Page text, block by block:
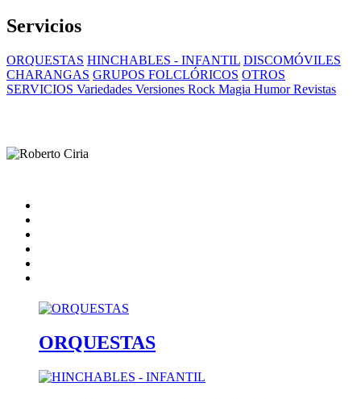
Servicios
ORQUESTAS HINCHABLES - INFANTIL DISCOMÓVILES
CHARANGAS GRUPOS FOLCLÓRICOS OTROS
SERVICIOS Variedades Versiones Rock Magia Humor Revistas
ORQUESTAS